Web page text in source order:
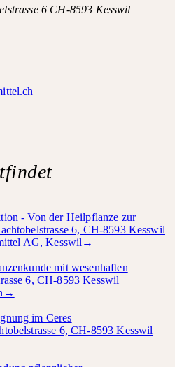
6 CH-8593 Kesswil
- Von der Heilpflanze zur
6, CH-8593 Kesswil
AG, Kesswil →
mit wesenhaften
6, CH-8593 Kesswil
→
im Ceres
6, CH-8593 Kesswil